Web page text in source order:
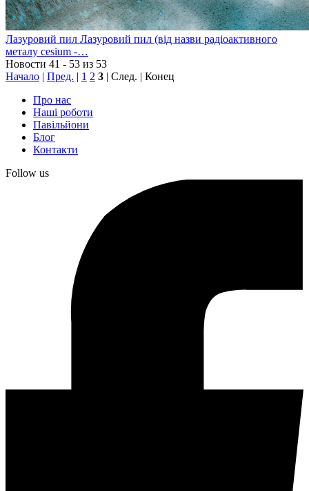
Лазуровий пил Лазуровий пил (від назви радіоактивного
металу cesium -…
Новости 41 - 53 из 53
Начало | Пред. | 1 2 3 | След. | Конец
Про нас
Наші роботи
Павільйони
Блог
Контакти
Follow us